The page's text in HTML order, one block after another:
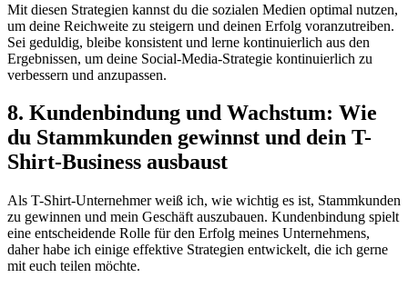
Mit diesen Strategien kannst du die sozialen Medien optimal nutzen,
um deine Reichweite zu steigern und deinen Erfolg voranzutreiben.
Sei geduldig, bleibe konsistent und lerne kontinuierlich aus den
Ergebnissen, um deine Social-Media-Strategie kontinuierlich zu
verbessern und anzupassen.
8. Kundenbindung und Wachstum: Wie
du Stammkunden gewinnst und dein T-
Shirt-Business ausbaust
Als T-Shirt-Unternehmer weiß ich, wie wichtig es ist, Stammkunden
zu gewinnen und mein Geschäft auszubauen. Kundenbindung spielt
eine entscheidende Rolle für den Erfolg meines Unternehmens,
daher habe ich einige effektive Strategien entwickelt, die ich gerne
mit euch teilen möchte.